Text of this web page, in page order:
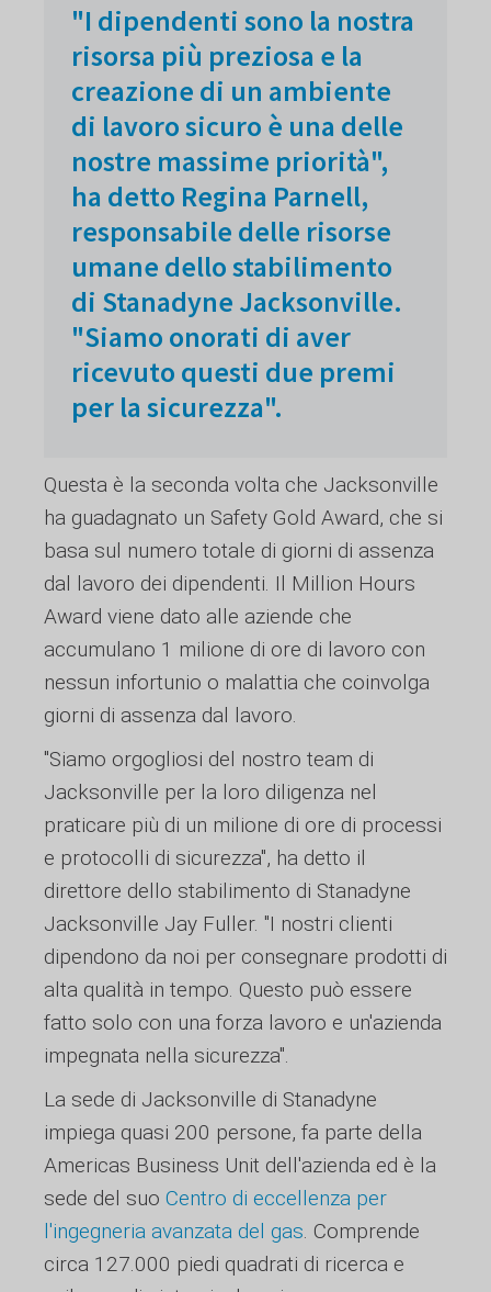
"I dipendenti sono la nostra
risorsa più preziosa e la
creazione di un ambiente
di lavoro sicuro è una delle
nostre massime priorità",
ha detto Regina Parnell,
responsabile delle risorse
umane dello stabilimento
di Stanadyne Jacksonville.
"Siamo onorati di aver
ricevuto questi due premi
per la sicurezza".
Questa è la seconda volta che Jacksonville
ha guadagnato un Safety Gold Award, che si
basa sul numero totale di giorni di assenza
dal lavoro dei dipendenti. Il Million Hours
Award viene dato alle aziende che
accumulano 1 milione di ore di lavoro con
nessun infortunio o malattia che coinvolga
giorni di assenza dal lavoro.
"Siamo orgogliosi del nostro team di
Jacksonville per la loro diligenza nel
praticare più di un milione di ore di processi
e protocolli di sicurezza", ha detto il
direttore dello stabilimento di Stanadyne
Jacksonville Jay Fuller. "I nostri clienti
dipendono da noi per consegnare prodotti di
alta qualità in tempo. Questo può essere
fatto solo con una forza lavoro e un'azienda
impegnata nella sicurezza".
La sede di Jacksonville di Stanadyne
impiega quasi 200 persone, fa parte della
Americas Business Unit dell'azienda ed è la
sede del suo Centro di eccellenza per
l'ingegneria avanzata del gas. Comprende
circa 127.000 piedi quadrati di ricerca e